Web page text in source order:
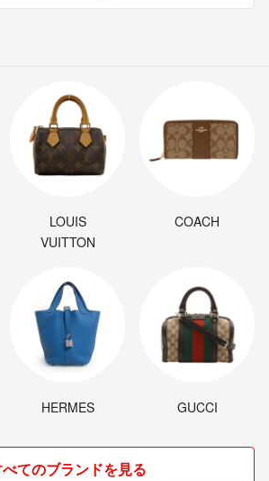
LOUIS
VUITTON
COACH
HERMES GUCCI
てのブランドを見る